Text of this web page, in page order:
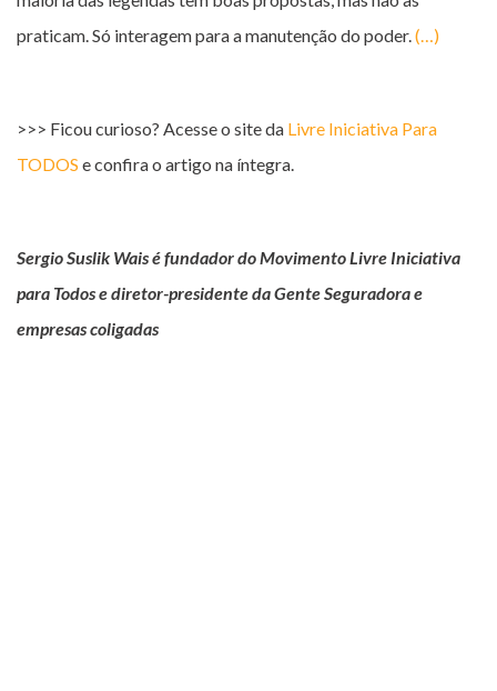
praticam. Só interagem para a manutenção do poder. (…)
>>> Ficou curioso? Acesse o site da Livre Iniciativa Para
TODOS e confira o artigo na íntegra.
Sergio Suslik Wais é fundador do Movimento Livre Iniciativa
para Todos e diretor-presidente da Gente Seguradora e
empresas coligadas